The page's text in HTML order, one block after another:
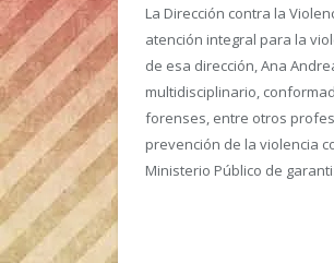
La Dirección contra la
atención integral para la
de esa dirección, Ana
multidisciplinario,
forenses, entre otros
prevención de la violencia
Ministerio Público de